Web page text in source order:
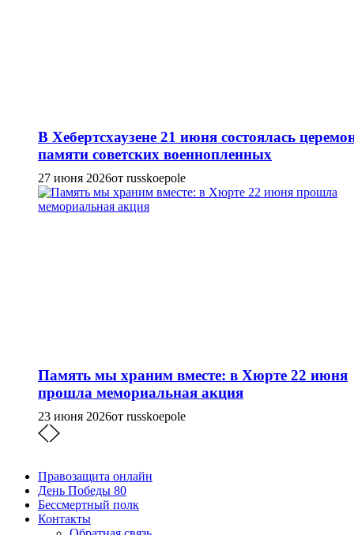
В Хебертсхаузене 21 июня состоялась
памяти советских военнопленных
27 июня 2026от russkoepole
Память мы храним вместе: в Хюрте 22 июня
прошла мемориальная акция
23 июня 2026от russkoepole
Правозащита онлайн
День Победы 80
Бессмертный полк
Контакты